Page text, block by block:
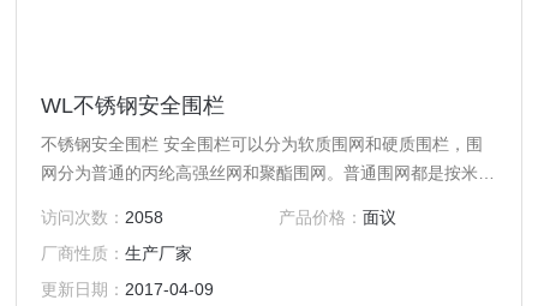
WL不锈钢安全围栏
不锈钢安全围栏 安全围栏可以分为软质围网和硬质围栏，围
网分为普通的丙纶高强丝网和聚酯围网。普通围网都是按米算
做。普通围网（网绳直径3.5mm），聚酯围网。围网一般都
要配上支架用的。一般2米左右配一个支架，也可以再长一
些，但是不要超过5米的间距。安全围栏的支架分为墩式（法
访问次数： 2058 产品价格： 面议
厂商性质：生产厂家
更新日期： 2017-04-09